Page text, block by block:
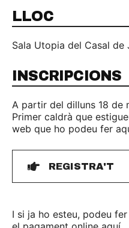
LLOC
Sala Utopia del Casal de
INSCRIPCIONS
A partir del dilluns 18 de
Primer caldrà que
web que ho podeu fer
REGISTRA'T
I si ja ho esteu, podeu